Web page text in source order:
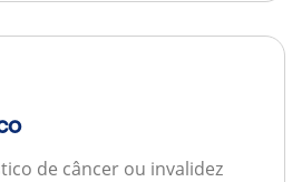
de câncer ou invalidez